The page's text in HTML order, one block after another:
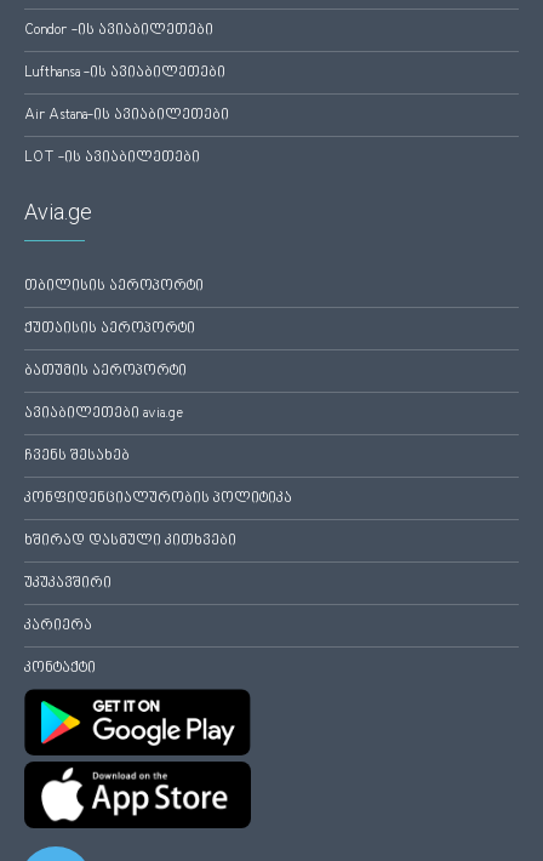
Condor -ის ავიაბილეთები
Lufthansa -ის ავიაბილეთები
Air Astana-ის ავიაბილეთები
LOT -ის ავიაბილეთები
Avia.ge
თბილისის აეროპორტი
ქუთაისის აეროპორტი
ბათუმის აეროპორტი
ავიაბილეთები avia.ge
ჩვენს შესახებ
კონფიდენციალურობის პოლიტიკა
ხშირად დასმული კითხვები
უკუკავშირი
კარიერა
კონტაქტი